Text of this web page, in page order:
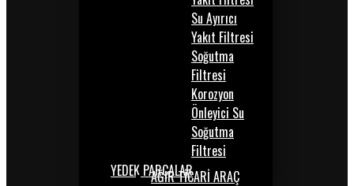
Su Ayırıcı
Yakıt Filtresi
Soğutma
Filtresi
Korozyon
Önleyici Su
Soğutma
Filtresi
YEDEK PARÇALARAĞIR TİCARİ ARAÇ